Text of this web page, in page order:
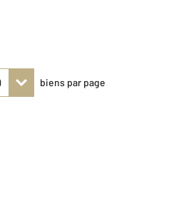
biens par page